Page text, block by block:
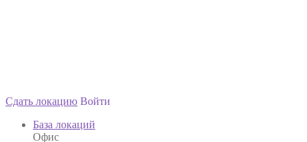
Сдать локацию Войти
База локаций
Офис